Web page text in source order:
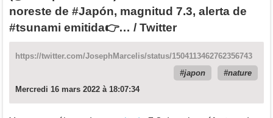
noreste de #Japón, magnitud 7.3, alerta de
#tsunami emitida👉… / Twitter
https://twitter.com/JosephMarcelis/status/1504113462762356743
japon
nature
Mercredi 16 mars 2022 à 18:07:34